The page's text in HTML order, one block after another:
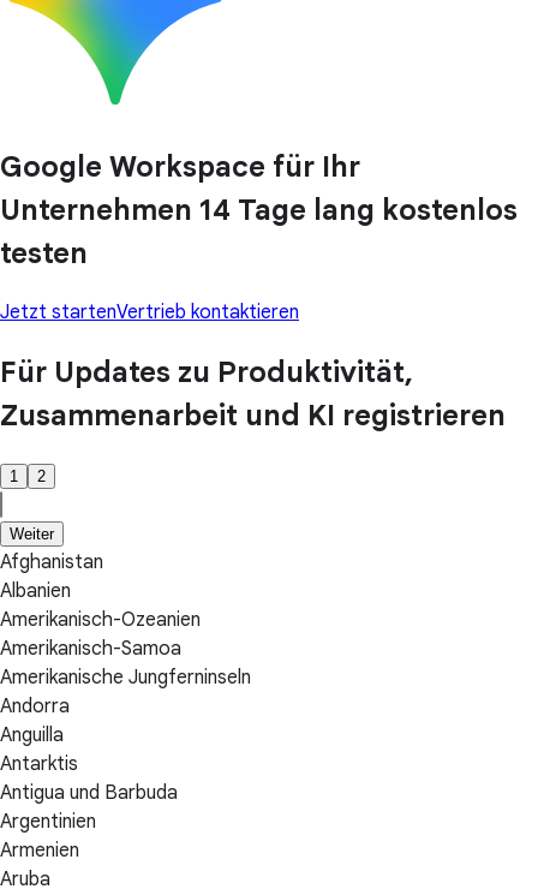
Google Workspace für Ihr
Unternehmen 14 Tage lang kostenlos
testen
Jetzt startenVertrieb kontaktieren
Für Updates zu Produktivität,
Zusammenarbeit und KI registrieren
1 2
Weiter
Afghanistan
Albanien
Amerikanisch-Ozeanien
Amerikanisch-Samoa
Amerikanische Jungferninseln
Andorra
Anguilla
Antarktis
Antigua und Barbuda
Argentinien
Armenien
Aruba